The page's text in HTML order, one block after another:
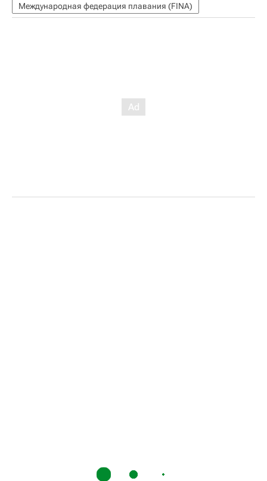
Международная федерация плавания (FINA)